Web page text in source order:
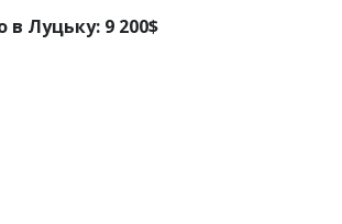
в Луцьку: 9 200$